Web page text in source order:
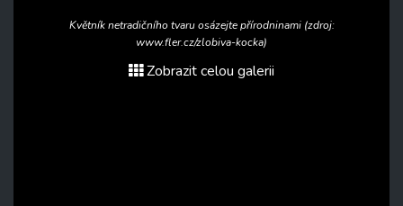
Květník netradičního tvaru osázejte přírodninami (zdroj:
www.fler.cz/zlobiva-kocka)
Zobrazit celou galerii